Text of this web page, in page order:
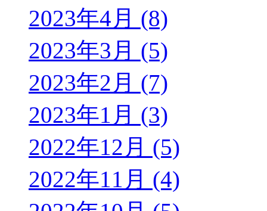
2023年4月 (8)
2023年3月 (5)
2023年2月 (7)
2023年1月 (3)
2022年12月 (5)
2022年11月 (4)